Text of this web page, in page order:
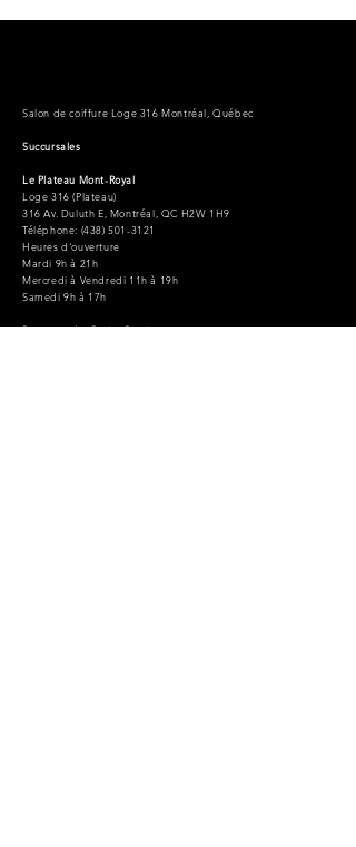
Salon de coiffure Loge 316 Montréal, Québec
Succursales
Le Plateau Mont-Royal
Loge 316 (Plateau)
316 Av. Duluth E, Montréal, QC H2W 1H9
Téléphone: (438) 501-3121
Heures d'ouverture
Mardi 9h à 21h
Mercredi à Vendredi 11h à 19h
Samedi 9h à 17h
Rosemont La-Petite-Patrie